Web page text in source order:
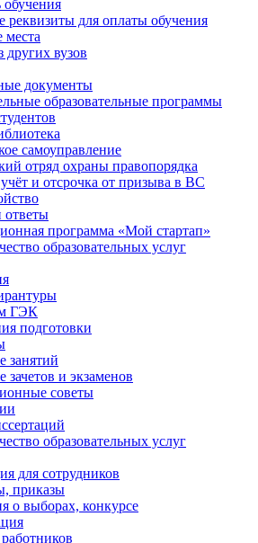
реквизиты для оплаты обучения
места
других вузов
документы
образовательные программы
самоуправление
отряд охраны правопорядка
и отсрочка от призыва в ВС
программа «Мой стартап»
образовательных услуг
ГЭК
подготовки
занятий
зачетов и экзаменов
советы
образовательных услуг
для сотрудников
приказы
о выборах, конкурсе